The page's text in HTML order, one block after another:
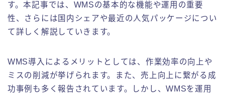
す。本記事では、WMSの基本的な機能や運用の重要
性、さらには国内シェアや最近の人気パッケージについ
て詳しく解説していきます。
WMS導入によるメリットとしては、作業効率の向上や
ミスの削減が挙げられます。また、売上向上に繋がる成
功事例も多く報告されています。しかし、WMSを運用